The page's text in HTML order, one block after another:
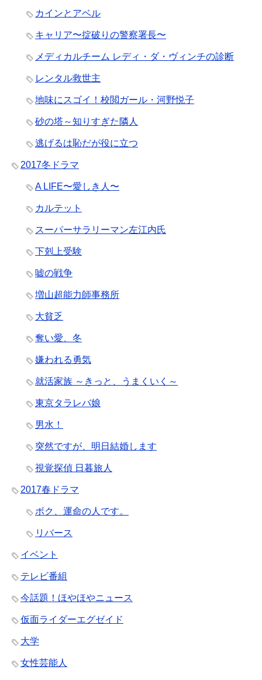
カインとアベル
キャリア〜掟破りの警察署長〜
メディカルチーム レディ・ダ・ヴィンチの診断
レンタル救世主
地味にスゴイ！校閲ガール・河野悦子
砂の塔～知りすぎた隣人
逃げるは恥だが役に立つ
2017冬ドラマ
A LIFE〜愛しき人〜
カルテット
スーパーサラリーマン左江内氏
下剋上受験
嘘の戦争
増山超能力師事務所
大貧乏
奪い愛、冬
嫌われる勇気
就活家族 ～きっと、うまくいく～
東京タラレバ娘
男水！
突然ですが、明日結婚します
視覚探偵 日暮旅人
2017春ドラマ
ボク、運命の人です。
リバース
イベント
テレビ番組
今話題！ほやほやニュース
仮面ライダーエグゼイド
大学
女性芸能人